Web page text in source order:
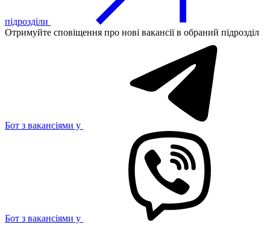
підрозділи
Отримуйте сповіщення про нові вакансії в обраний підрозділ
Бот з вакансіями у
Бот з вакансіями у